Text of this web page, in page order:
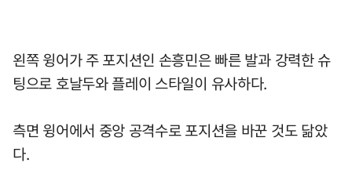
왼쪽 윙어가 주 포지션인 손흥민은 빠른 발과 강력한 슈
팅으로 호날두와 플레이 스타일이 유사하다.
측면 윙어에서 중앙 공격수로 포지션을 바꾼 것도 닮았
다.